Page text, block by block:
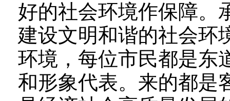
好的社会环境作保障。
建设文明和谐的社会环
环境，每位市民都是东
和形象代表。来的都是